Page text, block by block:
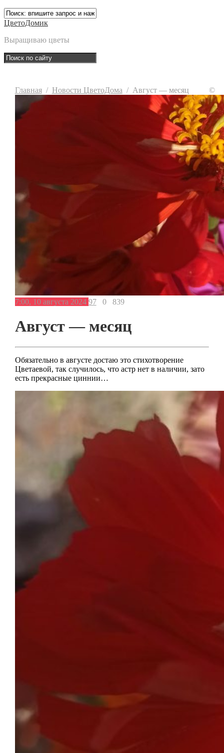
ЦветоДомик
Выращиваю цветы
Главная/ Новости ЦветоДома / Август — месяц
7:00, 10 августа 2024 97 0 839
Август — месяц
Обязательно в августе достаю это стихотворение
Цветаевой, так случилось, что астр нет в наличии, зато
есть прекрасные циннии…
©